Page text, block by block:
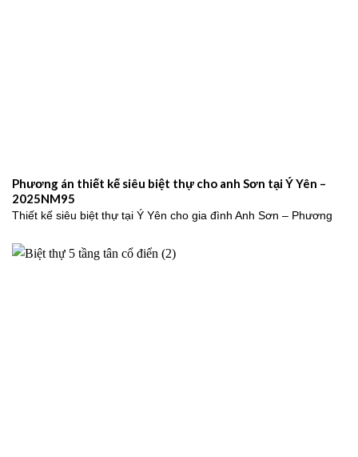
Phương án thiết kế siêu biệt thự cho anh Sơn tại Ý Yên –
2025NM95
Thiết kế siêu biệt thự tại Ý Yên cho gia đình Anh Sơn – Phương